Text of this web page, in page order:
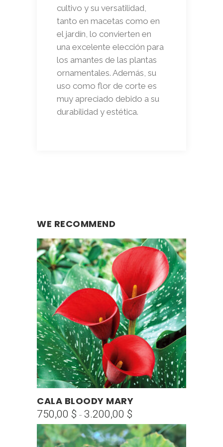
cultivo y su versatilidad,
tanto en macetas como en
el jardín, lo convierten en
una excelente elección para
los amantes de las plantas
ornamentales. Además, su
uso como flor de corte es
muy apreciado debido a su
durabilidad y estética.
WE RECOMMEND
SELECCIONAR OPCIONES
producto
tiene
múltiples
CALA BLOODY MARY
750,00 $ - 3.200,00 $
de
precios: